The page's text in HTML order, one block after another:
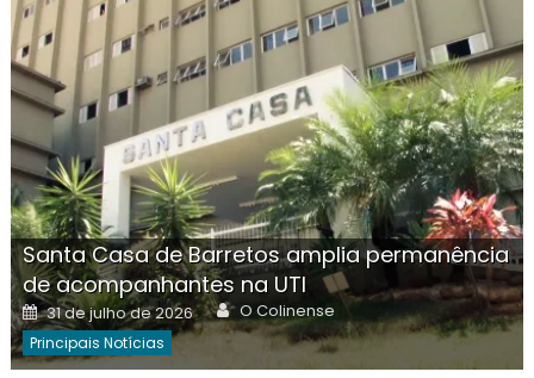
Santa Casa de Barretos amplia permanência
de acompanhantes na UTI
Posted
on
31 de julho de 2026 Author
O Colinense
Principais Notícias